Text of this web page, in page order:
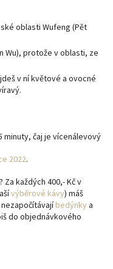
oblasti Wufeng (Pět
Wu), protože v oblasti, ze
v ní květové a ovocné
minuty, čaj je vícenálevový
2022.
každých 400,- Kč v
výběrové kávy) máš
bedýnkya
do objednávkového